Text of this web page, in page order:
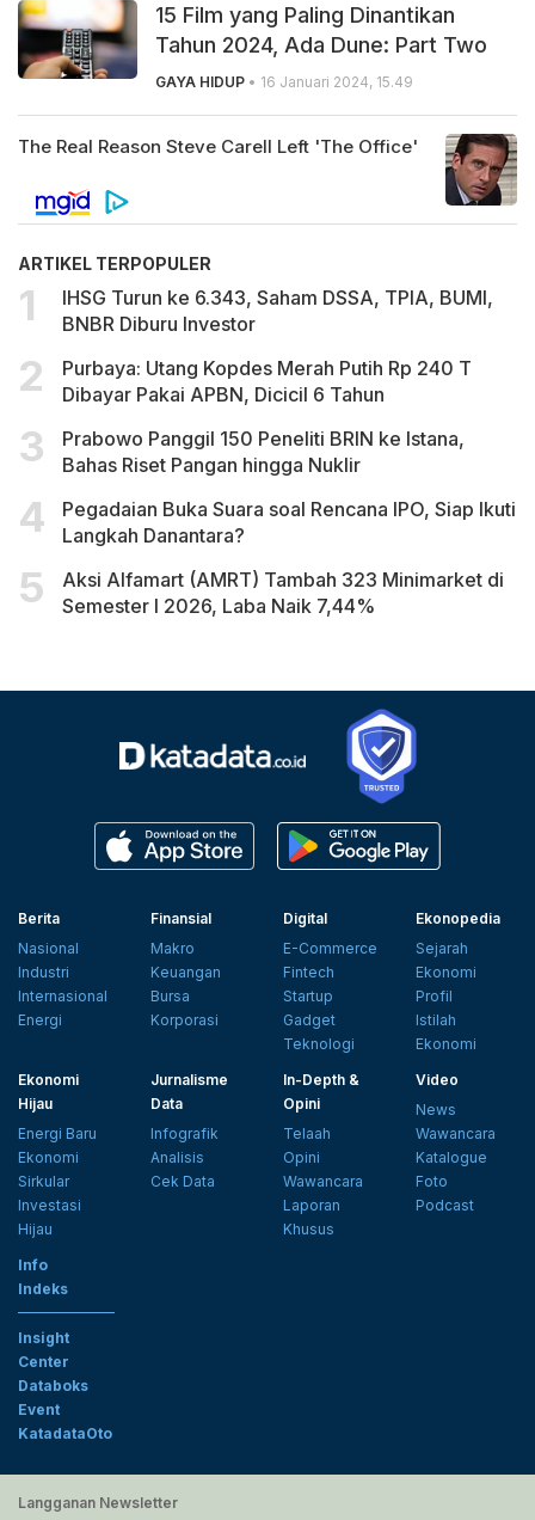
15 Film yang Paling Dinantikan
Tahun 2024, Ada Dune: Part Two
GAYA HIDUP • 16 Januari 2024, 15.49
ARTIKEL TERPOPULER
IHSG Turun ke 6.343, Saham DSSA, TPIA, BUMI,
BNBR Diburu Investor
Purbaya: Utang Kopdes Merah Putih Rp 240 T
Dibayar Pakai APBN, Dicicil 6 Tahun
Prabowo Panggil 150 Peneliti BRIN ke Istana,
Bahas Riset Pangan hingga Nuklir
Pegadaian Buka Suara soal Rencana IPO, Siap Ikuti
Langkah Danantara?
Aksi Alfamart (AMRT) Tambah 323 Minimarket di
Semester I 2026, Laba Naik 7,44%
Berita
Nasional
Industri
Internasional
Energi
Finansial
Makro
Keuangan
Bursa
Korporasi
Digital
E-Commerce
Fintech
Startup
Gadget
Teknologi
Ekonopedia
Sejarah
Ekonomi
Profil
Istilah
Ekonomi
Ekonomi
Hijau
Energi Baru
Ekonomi
Sirkular
Investasi
Hijau
Jurnalisme
Data
Infografik
Analisis
Cek Data
In-Depth &
Opini
Telaah
Opini
Wawancara
Laporan
Khusus
Video
News
Wawancara
Katalogue
Foto
Podcast
Info
Indeks
Insight
Center
Databoks
Event
KatadataOto
Langganan Newsletter